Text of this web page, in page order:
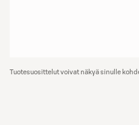
Tuotesuosittelut voivat näkyä sinulle